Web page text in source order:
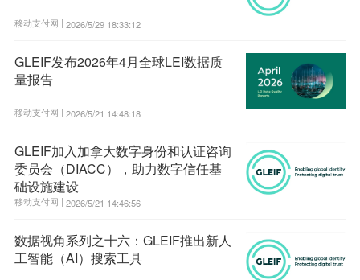
移动支付网 | 2026/5/29 18:33:12
GLEIF发布2026年4月全球LEI数据质
量报告
移动支付网 | 2026/5/21 14:48:18
GLEIF加入加拿大数字身份和认证咨询
委员会（DIACC），助力数字信任基
础设施建设
移动支付网 | 2026/5/21 14:46:56
数据视角系列之十六：GLEIF推出新人
工智能（AI）搜索工具